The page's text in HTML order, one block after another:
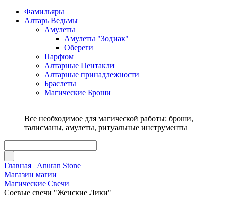
Фамильяры
Алтарь Ведьмы
Амулеты
Амулеты "Зодиак"
Обереги
Парфюм
Алтарные Пентакли
Алтарные принадлежности
Браслеты
Магические Броши
Все необходимое для магической работы: броши,
талисманы, амулеты, ритуальные инструменты
Главная | Anuran Stone
Магазин магии
Магические Свечи
Соевые свечи "Женские Лики"